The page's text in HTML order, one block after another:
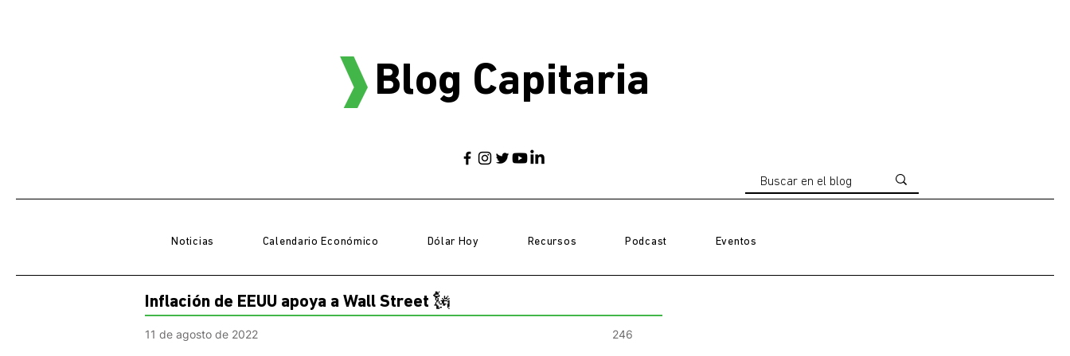
Blog Capitaria
Noticias Calendario Económico Dólar Hoy Recursos Podcast Eventos
Inflación de EEUU apoya a Wall Street 🗽
11 de agosto de 2022 246